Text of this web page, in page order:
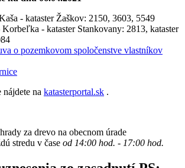
- kataster Žaškov: 2150, 3603, 5549
- kataster Stankovany: 2813, kataster
o pozemkovom spoločenstve vlastníkov
na katasterportal.sk .
za drevo na obecnom úrade
stredu v čase od 14:00 hod. - 17:00 hod.